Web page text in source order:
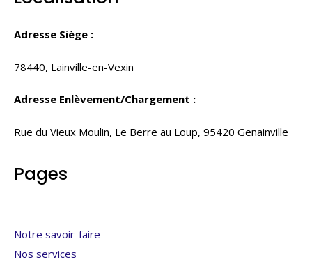
Adresse Siège :
78440, Lainville-en-Vexin
Adresse Enlèvement/Chargement :
Rue du Vieux Moulin, Le Berre au Loup, 95420 Genainville
Pages
Notre savoir-faire
Nos services